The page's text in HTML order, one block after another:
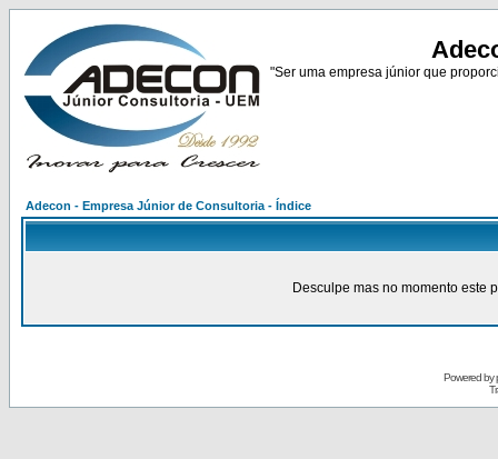
"Ser uma empresa júnior que
Adecon - Empresa Júnior de Consultoria - Índice
Desculpe mas no momento este
Powered by